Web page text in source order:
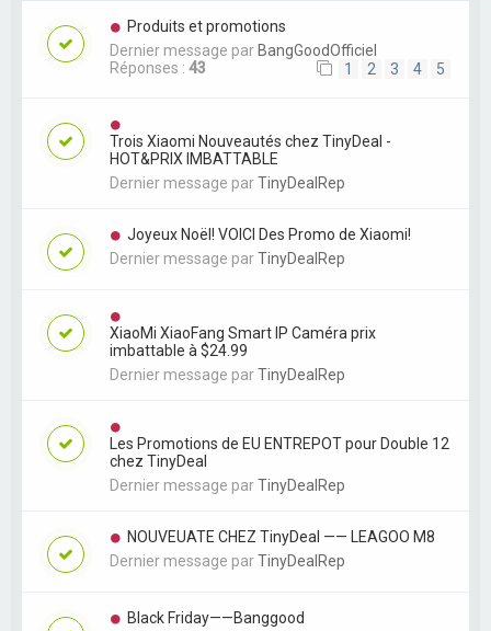
Produits et promotions
Dernier message parBangGoodOfficiel
Réponses : 43 1 2 3 4 5
Trois Xiaomi Nouveautés chez TinyDeal -
HOT&PRIX IMBATTABLE
Dernier message parTinyDealRep
Joyeux Noël! VOICI Des Promo de Xiaomi!
Dernier message parTinyDealRep
XiaoMi XiaoFang Smart IP Caméra prix
imbattable à $24.99
Dernier message parTinyDealRep
Les Promotions de EU ENTREPOT pour Double 12
chez TinyDeal
Dernier message parTinyDealRep
NOUVEUATE CHEZ TinyDeal —— LEAGOO M8
Dernier message parTinyDealRep
Black Friday——Banggood